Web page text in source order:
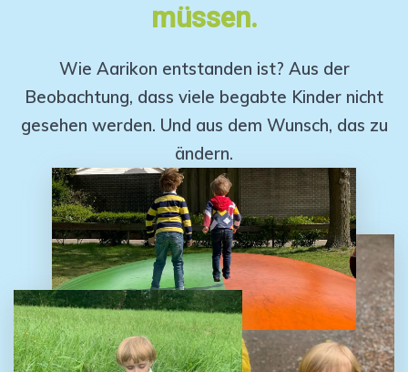
müssen.
Wie Aarikon entstanden ist? Aus der
Beobachtung, dass viele begabte Kinder nicht
gesehen werden. Und aus dem Wunsch, das zu
ändern.